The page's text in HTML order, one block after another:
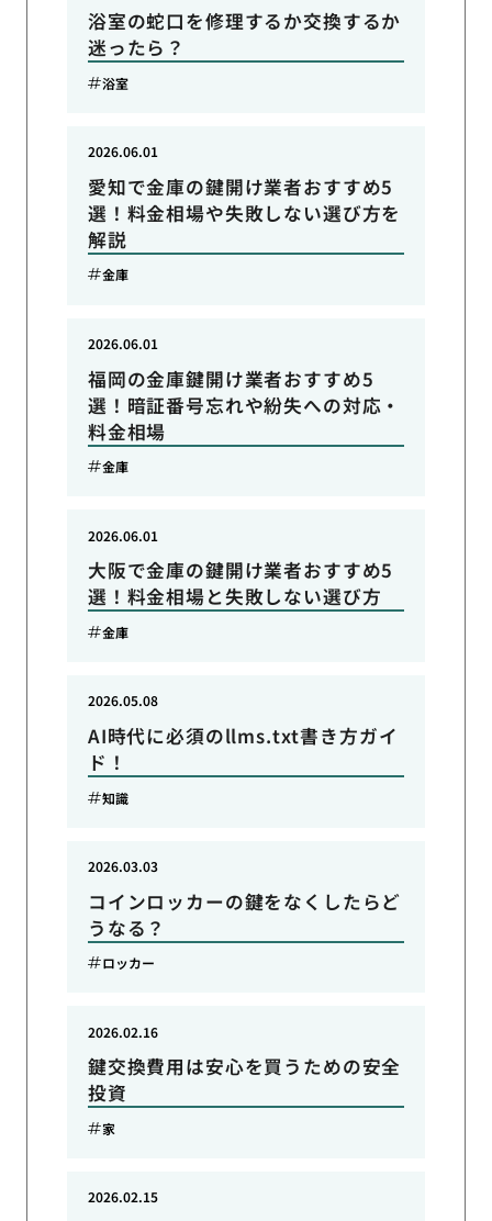
浴室の蛇口を修理するか交換するか
迷ったら？
浴室
愛知で金庫の鍵開け業者おすすめ5
選！料金相場や失敗しない選び方を
解説
2026.06.01
金庫
福岡の金庫鍵開け業者おすすめ5
選！暗証番号忘れや紛失への対応・
料金相場
2026.06.01
金庫
大阪で金庫の鍵開け業者おすすめ5
選！料金相場と失敗しない選び方
2026.06.01
金庫
AI時代に必須のllms.txt書き方ガイ
ド！
2026.05.08
知識
コインロッカーの鍵をなくしたらど
うなる？
2026.03.03
ロッカー
鍵交換費用は安心を買うための安全
投資
2026.02.16
家
2026.02.15